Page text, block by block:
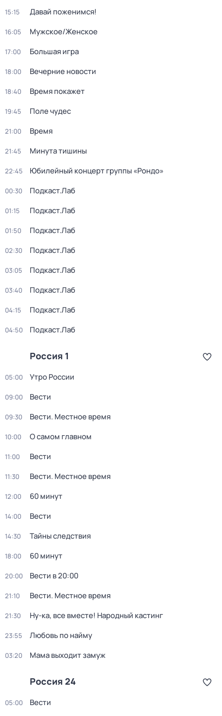
15:15 Давай поженимся!
16:05 Мужское/Женское
17:00 Большая игра
18:00 Вечерние новости
18:40 Время покажет
19:45 Поле чудес
21:00 Время
21:45 Минута тишины
22:45 Юбилейный концерт группы «Рондо»
00:30 Подкаст.Лаб
01:15 Подкаст.Лаб
01:50 Подкаст.Лаб
02:30 Подкаст.Лаб
03:05 Подкаст.Лаб
03:40 Подкаст.Лаб
04:15 Подкаст.Лаб
04:50 Подкаст.Лаб
Россия 1
05:00 Утро России
09:00 Вести
09:30 Вести. Местное время
10:00 О самом главном
11:00 Вести
11:30 Вести. Местное время
12:00 60 минут
14:00 Вести
14:30 Тайны следствия
18:00 60 минут
20:00 Вести в 20:00
21:10 Вести. Местное время
21:30 Ну-ка, все вместе! Народный кастинг
23:55 Любовь по найму
03:20 Мама выходит замуж
Россия 24
05:00 Вести